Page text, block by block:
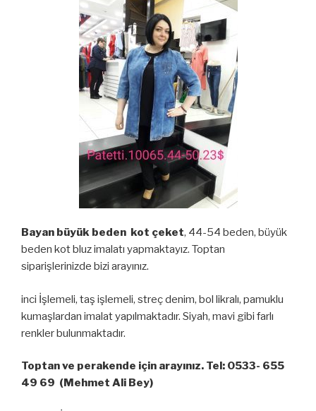
Bayan büyük beden kot çeket, 44-54 beden, büyük
beden kot bluz imalatı yapmaktayız. Toptan
siparişlerinizde bizi arayınız.
inci İşlemeli, taş işlemeli, streç denim, bol likralı, pamuklu
kumaşlardan imalat yapılmaktadır. Siyah, mavi gibi farlı
renkler bulunmaktadır.
Toptan ve perakende için arayınız. Tel: 0533- 655
49 69 (Mehmet Ali Bey)